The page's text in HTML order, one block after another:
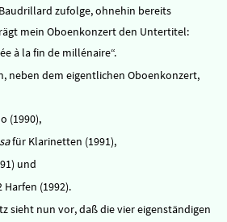
zufolge, ohnehin bereits
mein Oboenkonzert den Untertitel:
à la fin de millénaire“.
neben dem eigentlichen Oboenkonzert,
(1990),
für Klarinetten (1991),
und
(1992).
sieht nun vor, daß die vier eigenständigen